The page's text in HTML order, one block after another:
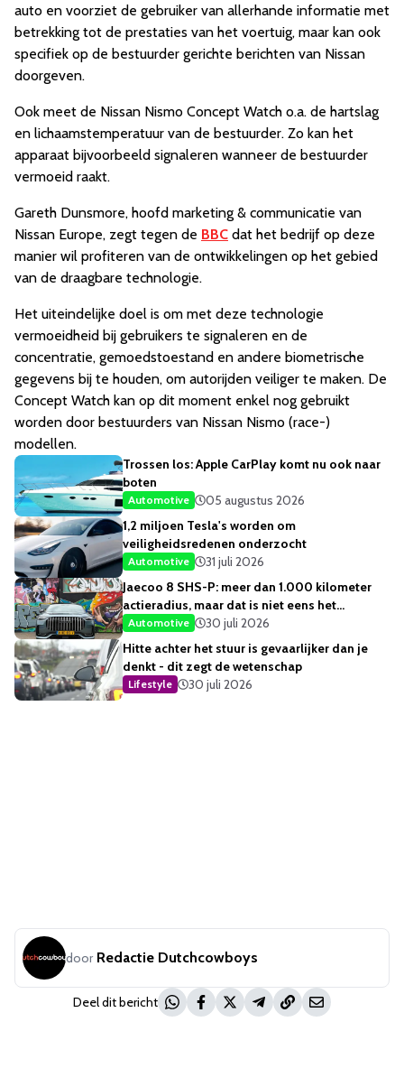
auto en voorziet de gebruiker van allerhande informatie met
betrekking tot de prestaties van het voertuig, maar kan ook
specifiek op de bestuurder gerichte berichten van Nissan
doorgeven.
Ook meet de Nissan Nismo Concept Watch o.a. de hartslag
en lichaamstemperatuur van de bestuurder. Zo kan het
apparaat bijvoorbeeld signaleren wanneer de bestuurder
vermoeid raakt.
Gareth Dunsmore, hoofd marketing & communicatie van
Nissan Europe, zegt tegen de BBC dat het bedrijf op deze
manier wil profiteren van de ontwikkelingen op het gebied
van de draagbare technologie.
Het uiteindelijke doel is om met deze technologie
vermoeidheid bij gebruikers te signaleren en de
concentratie, gemoedstoestand en andere biometrische
gegevens bij te houden, om autorijden veiliger te maken. De
Concept Watch kan op dit moment enkel nog gebruikt
worden door bestuurders van Nissan Nismo (race-)
modellen.
Trossen los: Apple CarPlay komt nu ook naar
boten
Automotive
05 augustus 2026
1,2 miljoen Tesla's worden om
veiligheidsredenen onderzocht
Automotive
31 juli 2026
Jaecoo 8 SHS-P: meer dan 1.000 kilometer
actieradius, maar dat is niet eens het
opvallendste
Automotive
30 juli 2026
Hitte achter het stuur is gevaarlijker dan je
denkt - dit zegt de wetenschap
Lifestyle 30 juli 2026
door Redactie Dutchcowboys
Deel dit bericht